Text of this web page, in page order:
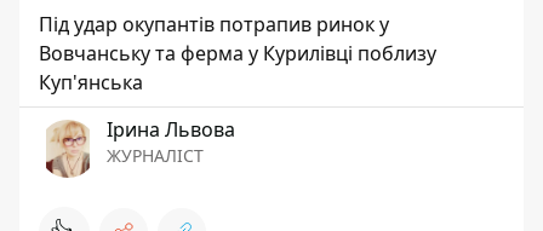
Під удар окупантів потрапив ринок у
Вовчанську та ферма у Курилівці поблизу
Куп'янська
Ірина Львова
ЖУРНАЛІСТ